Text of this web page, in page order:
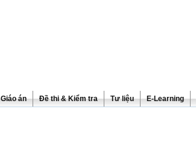
Giáo án Đề thi & Kiểm tra Tư liệu E-Learning